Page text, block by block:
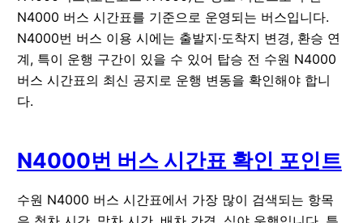
N4000 버스 시간표를 기준으로 운영되는 버스입니다.
N4000번 버스 이용 시에는 출발지·도착지 변경, 환승 연
계, 특이 운행 구간이 있을 수 있어 탑승 전 수원 N4000
버스 시간표의 최신 공지로 운행 변동을 확인해야 합니
다.
N4000번 버스 시간표 확인 포인트
수원 N4000 버스 시간표에서 가장 많이 검색되는 항목